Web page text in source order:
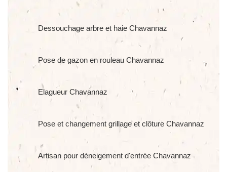
Dessouchage arbre et haie Chavannaz
Pose de gazon en rouleau Chavannaz
Elagueur Chavannaz
Pose et changement grillage et clôture Chavannaz
Artisan pour déneigement d'entrée Chavannaz